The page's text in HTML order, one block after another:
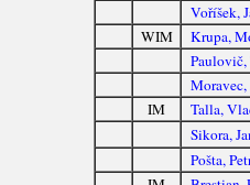
Voříšek,
WIM
Krupa,
Paulovič,
Moravec,
IM
Talla,
Sikora,
Pošta,